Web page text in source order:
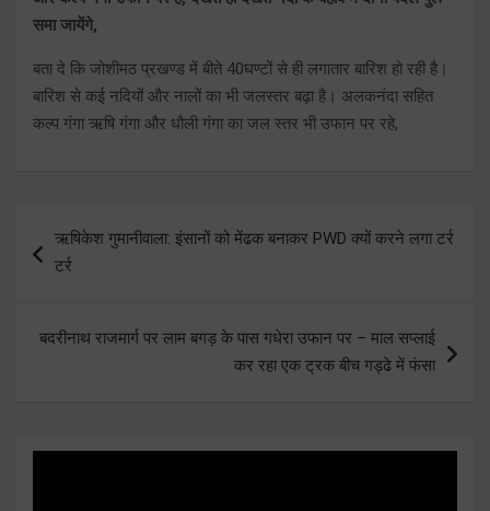
समा जायेंगे,
बता दे कि जोशीमठ प्रखण्ड में बीते 40घण्टों से ही लगातार बारिश हो रही है।
बारिश से कई नदियों और नालों का भी जलस्तर बढ़ा है। अलकनंदा सहित
कल्प गंगा ऋषि गंगा और धौली गंगा का जल स्तर भी उफान पर रहे,
navigation
ऋषिकेश गुमानीवाला: इंसानों को मेंढक बनाकर PWD क्यों करने लगा टर्र
टर्र
बदरीनाथ राजमार्ग पर लाम बगड़ के पास गधेरा उफान पर – माल सप्लाई
कर रहा एक ट्रक बीच गड्ढे में फंसा